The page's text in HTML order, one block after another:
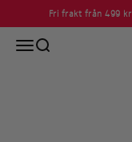
Hoppa till innehållet
Fri frakt från 499 kr
Öppna navigeringsmenyn
Öppna sök